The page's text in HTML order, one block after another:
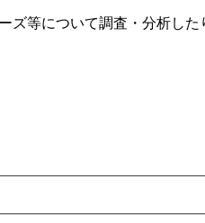
ズ等について調査・分析し